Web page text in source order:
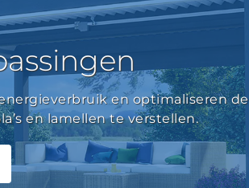
en optimaliseren de
en lamellen te verstellen.